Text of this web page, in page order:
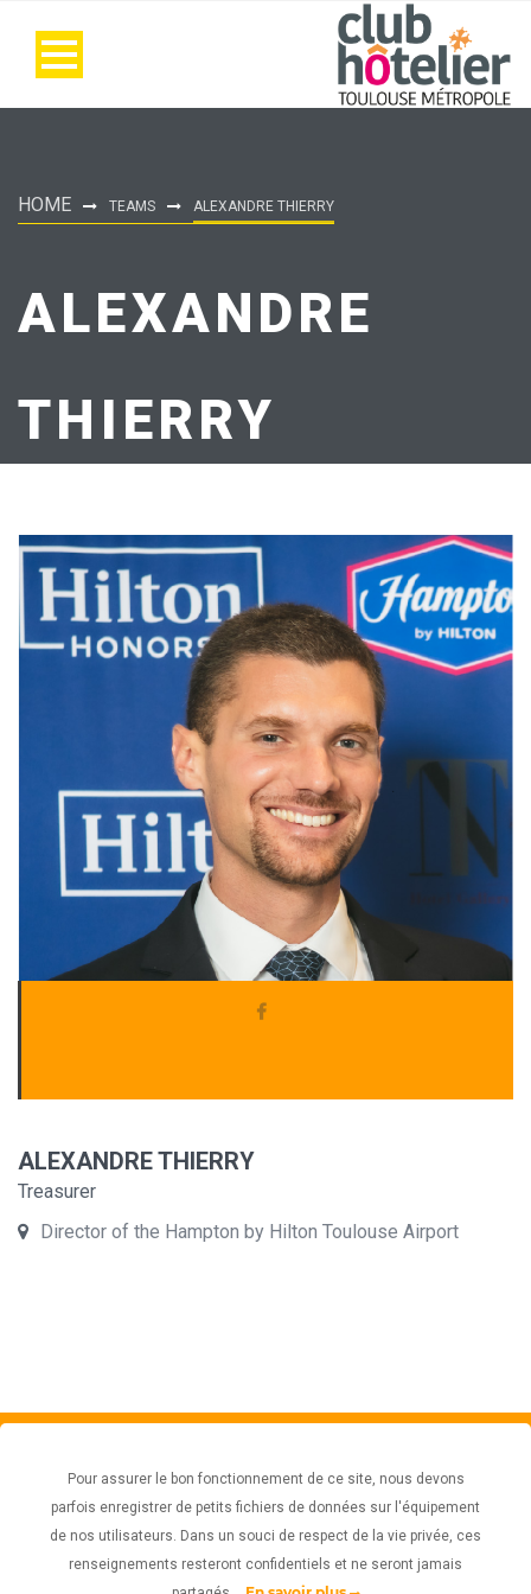
HOME TEAMS ALEXANDRE THIERRY
ALEXANDRE
THIERRY
ALEXANDRE THIERRY
Treasurer
Director of the Hampton by Hilton Toulouse Airport
Mention légalesPolitiques de confidentialité
Pour assurer le bon fonctionnement de ce site, nous devons
parfois enregistrer de petits fichiers de données sur l'équipement
de nos utilisateurs. Dans un souci de respect de la vie privée, ces
renseignements resteront confidentiels et ne seront jamais